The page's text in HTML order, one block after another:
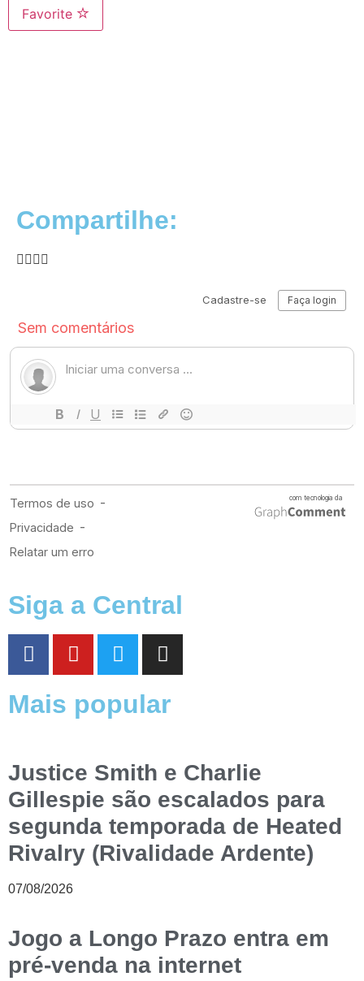
Favorite
Compartilhe:
Siga a Central
Mais popular
Justice Smith e Charlie
Gillespie são escalados para
segunda temporada de Heated
Rivalry (Rivalidade Ardente)
07/08/2026
Jogo a Longo Prazo entra em
pré-venda na internet